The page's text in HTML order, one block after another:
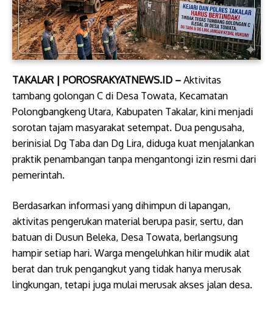
TAKALAR | POROSRAKYATNEWS.ID – Aktivitas
tambang golongan C di Desa Towata, Kecamatan
Polongbangkeng Utara, Kabupaten Takalar, kini menjadi
sorotan tajam masyarakat setempat. Dua pengusaha,
berinisial Dg Taba dan Dg Lira, diduga kuat menjalankan
praktik penambangan tanpa mengantongi izin resmi dari
pemerintah.
​Berdasarkan informasi yang dihimpun di lapangan,
aktivitas pengerukan material berupa pasir, sertu, dan
batuan di Dusun Beleka, Desa Towata, berlangsung
hampir setiap hari. Warga mengeluhkan hilir mudik alat
berat dan truk pengangkut yang tidak hanya merusak
lingkungan, tetapi juga mulai merusak akses jalan desa.